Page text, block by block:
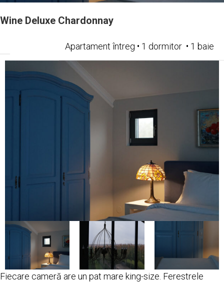
Wine Deluxe Chardonnay
Apartament întreg • 1 dormitor • 1 baie
Fiecare cameră are un pat mare king-size. Ferestrele